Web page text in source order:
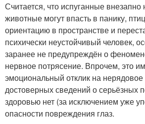
Считается, что испуганные
животные могут впасть в панику,
ориентацию в пространстве и
психически неустойчивый человек,
заранее не предупреждён о
нервное потрясение. Впрочем, это
эмоциональный отклик на
достоверных сведений о серьёзных
здоровью нет (за исключением уже
опасности повреждения глаз.